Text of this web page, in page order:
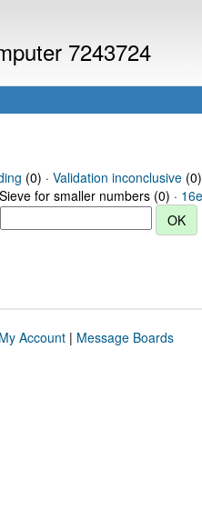
7243724
(0) · Validation inconclusive(0)
for smaller numbers (0) ·
My Account| Message Boards